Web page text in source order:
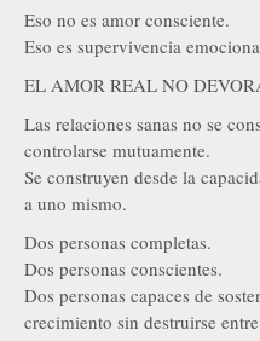
Eso no es amor consciente.
Eso es supervivencia
EL AMOR REAL NO
Las relaciones sanas no se
controlarse mutuamente.
Se construyen desde la
a uno mismo.
Dos personas completas.
Dos personas conscientes.
Dos personas capaces de
crecimiento sin destruirse